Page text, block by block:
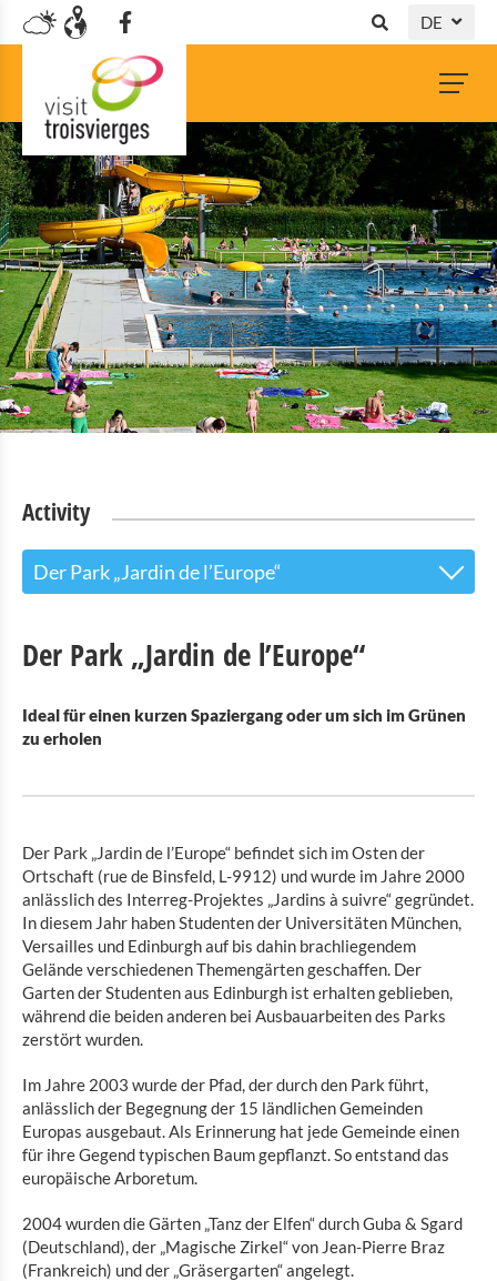
DE
FR
EN
Activity
Der Park „Jardin de l’Europe“
Camping Tel.: + 352 / 99 71 41
Activity Parc
Europagarten
Der Park „Jardin de l’Europe“
Ideal für einen kurzen Spaziergang oder um sich im Grünen
zu erholen
Der Park „Jardin de l’Europe“ befindet sich im Osten der
Ortschaft (rue de Binsfeld, L-9912) und wurde im Jahre 2000
anlässlich des Interreg-Projektes „Jardins à suivre“ gegründet.
In diesem Jahr haben Studenten der Universitäten München,
Versailles und Edinburgh auf bis dahin brachliegendem
Gelände verschiedenen Themengärten geschaffen. Der
Garten der Studenten aus Edinburgh ist erhalten geblieben,
während die beiden anderen bei Ausbauarbeiten des Parks
zerstört wurden.
Im Jahre 2003 wurde der Pfad, der durch den Park führt,
anlässlich der Begegnung der 15 ländlichen Gemeinden
Europas ausgebaut. Als Erinnerung hat jede Gemeinde einen
für ihre Gegend typischen Baum gepflanzt. So entstand das
europäische Arboretum.
2004 wurden die Gärten „Tanz der Elfen“ durch Guba & Sgard
(Deutschland), der „Magische Zirkel“ von Jean-Pierre Braz
(Frankreich) und der „Gräsergarten“ angelegt.